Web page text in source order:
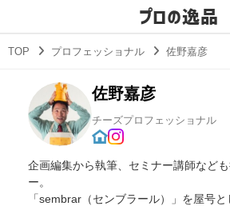
プロの逸品
TOP プロフェッショナル 佐野嘉彦
佐野嘉彦
チーズプロフェッショナル
企画編集から執筆、セミナー講師など
ー。
「sembrar（センブラール）」を屋号と